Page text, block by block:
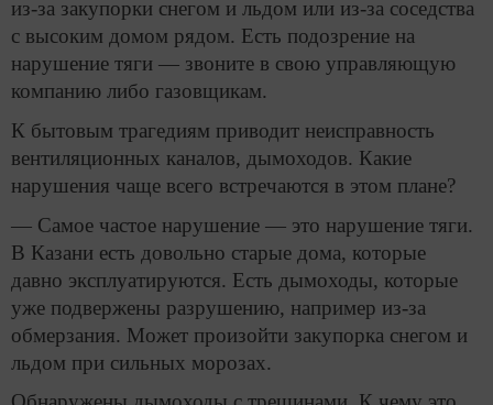
из-за закупорки снегом и льдом или из-за соседства
с высоким домом рядом. Есть подозрение на
нарушение тяги — звоните в свою управляющую
компанию либо газовщикам.
К бытовым трагедиям приводит неисправность
вентиляционных каналов, дымоходов. Какие
нарушения чаще всего встречаются в этом плане?
— Самое частое нарушение — это нарушение тяги.
В Казани есть довольно старые дома, которые
давно эксплуатируются. Есть дымоходы, которые
уже подвержены разрушению, например из-за
обмерзания. Может произойти закупорка снегом и
льдом при сильных морозах.